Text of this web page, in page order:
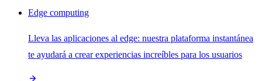
Edge computing
Lleva las aplicaciones al edge: nuestra plataforma instantánea
te ayudará a crear experiencias increíbles para los usuarios